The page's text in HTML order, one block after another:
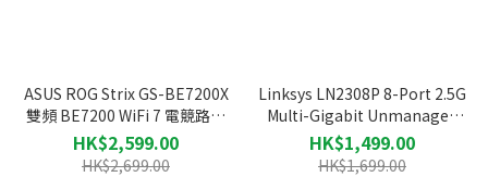
ASUS ROG Strix GS-BE7200X
雙頻 BE7200 WiFi 7 電競路由
器
HK$2,599.00
HK$2,699.00
Linksys LN2308P 8-Port 2.5G
Multi-Gigabit Unmanaged
PoE++ Switches 網絡交換器
HK$1,499.00
HK$1,699.00